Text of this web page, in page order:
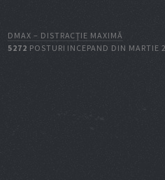
DMAX – DISTRACŢIE MAXIMĂ
5272 POSTURI INCEPAND DIN MARTIE